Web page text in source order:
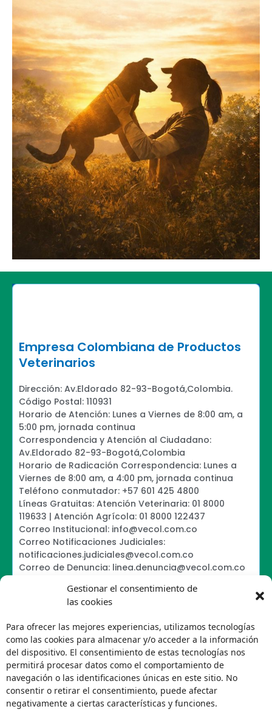
Gestionar el consentimiento de
las cookies
Para ofrecer las mejores experiencias, utilizamos tecnologías
como las cookies para almacenar y/o acceder a la información
del dispositivo. El consentimiento de estas tecnologías nos
permitirá procesar datos como el comportamiento de
navegación o las identificaciones únicas en este sitio. No
consentir o retirar el consentimiento, puede afectar
negativamente a ciertas características y funciones.
Empresa Colombiana de Productos
Veterinarios
Dirección: Av.Eldorado 82-93-Bogotá,Colombia.
Código Postal: 110931
Horario de Atención: Lunes a Viernes de 8:00 am, a
5:00 pm, jornada continua
Correspondencia y Atención al Ciudadano:
Av.Eldorado 82-93-Bogotá,Colombia
Horario de Radicación Correspondencia: Lunes a
Viernes de 8:00 am, a 4:00 pm, jornada continua
Teléfono conmutador: +57 601 425 4800
Líneas Gratuitas: Atención Veterinaria: 01 8000
119633 | Atención Agrícola: 01 8000 122437
Correo Institucional: info@vecol.com.co
Correo Notificaciones Judiciales:
notificaciones.judiciales@vecol.com.co
Correo de Denuncia: linea.denuncia@vecol.com.co
Política de Términos y Condiciones de Uso
Política de Tratamiento de Datos Personales VECOL
S.A
Política de Derechos de Autor y Uso sobre los
Contenidos
Política Editorial de la Sede Electrónica
Encuesta de usabilidad